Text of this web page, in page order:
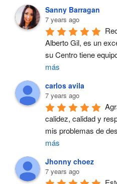
Sanny Barragan
7 years ago
Alberto Gil, es un
su Centro tiene
más
carlos avila
7 years ago
calidez, calidad y
mis problemas de
más
Jhonny choez
7 years ago